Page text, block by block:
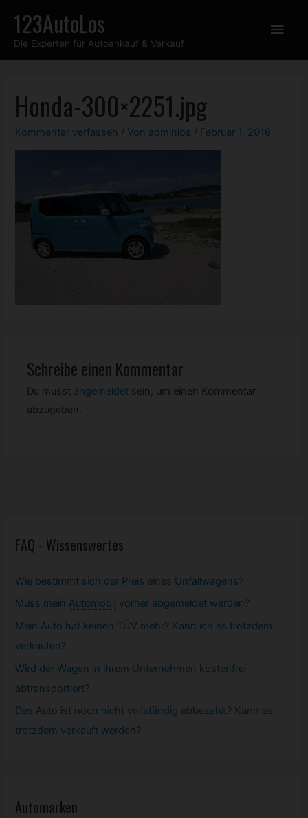
Inhalt
springen
123AutoLos
Die Experten für Autoankauf & Verkauf
Honda-300×2251.jpg
Kommentar verfassen / Von adminlos / Februar 1, 2016
Schreibe einen Kommentar
Du musst angemeldet sein, um einen Kommentar
abzugeben.
FAQ - Wissenswertes
Wie bestimmt sich der Preis eines Unfallwagens?
Muss mein Automobil vorher abgemeldet werden?
Mein Auto hat keinen TÜV mehr? Kann ich es trotzdem
verkaufen?
Wird der Wagen in ihrem Unternehmen kostenfrei
abtransportiert?
Das Auto ist noch nicht vollständig abbezahlt? Kann es
trotzdem verkauft werden?
Automarken